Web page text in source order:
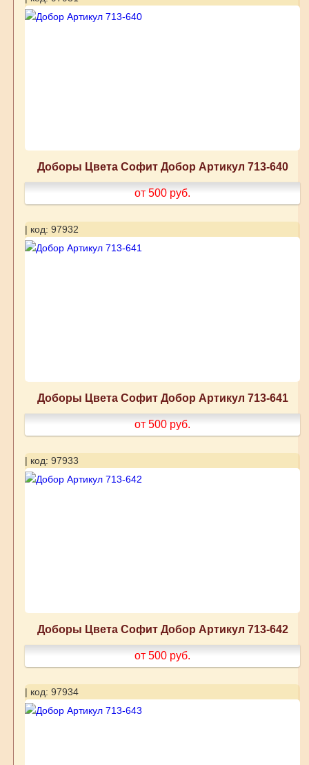
Доборы Цвета Софит Добор Артикул 713-640
от 500 руб.
| код: 97932
Доборы Цвета Софит Добор Артикул 713-641
от 500 руб.
| код: 97933
Доборы Цвета Софит Добор Артикул 713-642
от 500 руб.
| код: 97934